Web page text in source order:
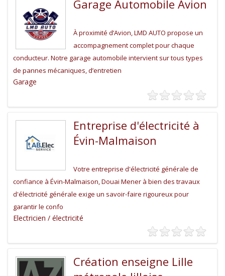
Garage Automobile Avion
À proximité d’Avion, LMD AUTO propose un
accompagnement complet pour chaque
conducteur. Notre garage automobile intervient sur tous types
de pannes mécaniques, d’entretien
Garage
Entreprise d'électricité à
Évin-Malmaison
Votre entreprise d'électricité générale de
confiance à Évin-Malmaison, Douai Mener à bien des travaux
d'électricité générale exige un savoir-faire rigoureux pour
garantir le confo
Electricien / électricité
Création enseigne Lille